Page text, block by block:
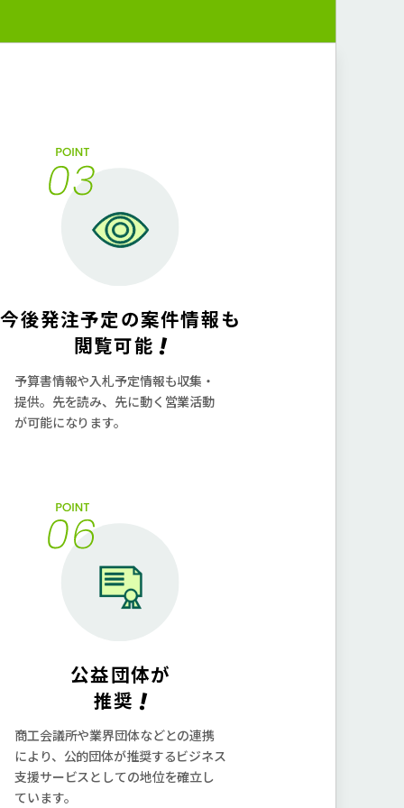
今後発注予定の案件情報も
閲覧可能 !
予算書情報や⼊札予定情報も収集・
提供。先を読み、先に動く営業活動
が可能になります。
公益団体が
推奨 !
商⼯会議所や業界団体などとの連携
により、公的団体が推奨するビジネス
⽀援サービスとしての地位を確⽴し
ています。